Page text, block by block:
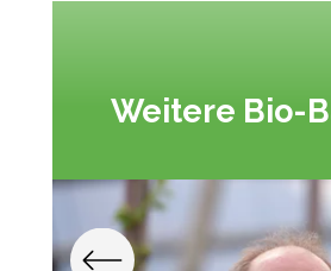
Weitere Bio-